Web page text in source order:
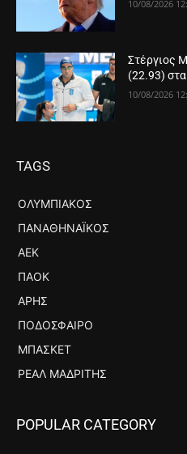
10/08/2026
Στέργιος
(22.93)
10/08/2026
TAGS
ΟΛΥΜΠΙΑΚΌΣ
ΠΑΝΑΘΗΝΑΪΚΌΣ
ΑΕΚ
ΠΑΟΚ
ΆΡΗΣ
ΠΟΔΌΣΦΑΙΡΟ
ΜΠΆΣΚΕΤ
ΡΕΆΛ ΜΑΔΡΊΤΗΣ
POPULAR CATEGORY